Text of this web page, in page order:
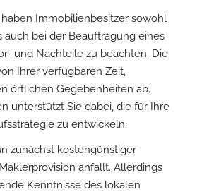
Immobilienbesitzer sowohl
auch bei der Beauftragung eines
und Nachteile zu beachten. Die
Ihrer verfügbaren Zeit,
örtlichen Gegebenheiten ab.
unterstützt Sie dabei, die für Ihre
zu entwickeln.
zunächst kostengünstiger
anfällt. Allerdings
Kenntnisse des lokalen